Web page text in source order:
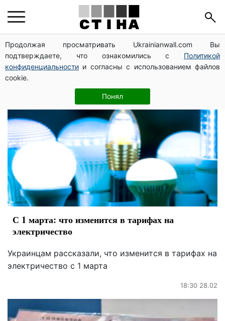
Продолжая просматривать Ukrainianwall.com Вы
подтверждаете, что ознакомились с Политикой
конфиденциальности и согласны с использованием файлов
cookie.
Понял
цены
С 1 марта: что изменится в тарифах на
электричество
Украинцам рассказали, что изменится в тарифах на
электричество с 1 марта
18:30 28.02